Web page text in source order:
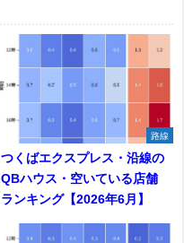
路線
つくばエクスプレス・沿線の
QBハウス・空いている店舗
ランキング【2026年6月】